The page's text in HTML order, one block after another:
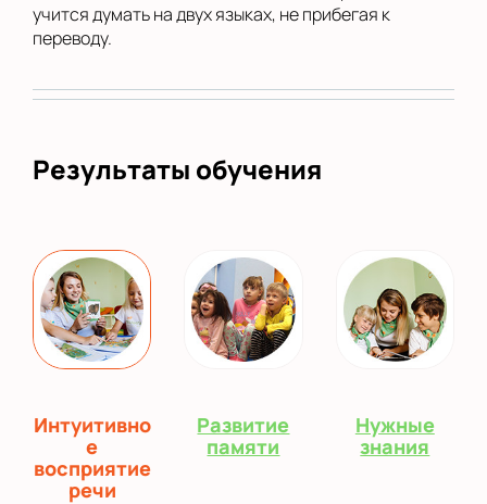
учится думать на двух языках, не прибегая к
переводу.
Результаты обучения
Интуитивно
е
восприятие
речи
Развитие
памяти
Нужные
знания